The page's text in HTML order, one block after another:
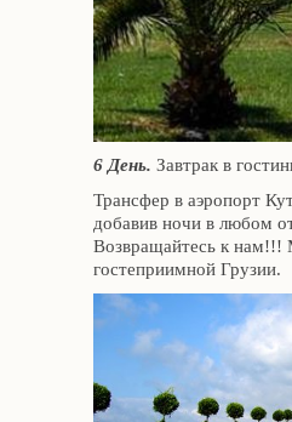
6 День. Завтрак в
Трансфер в аэропорт
добавив ночи в любом
Возвращайтесь к нам!!!
гостеприимной Грузии.